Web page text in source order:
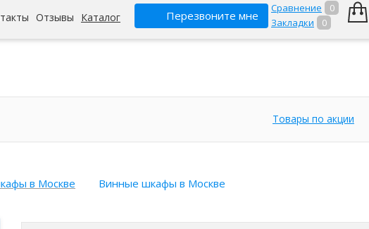
Отзывы Каталог Перезвоните мне
Сравнение
0
Закладки
0
Товары по акции
в Москве Винные шкафы в Москве